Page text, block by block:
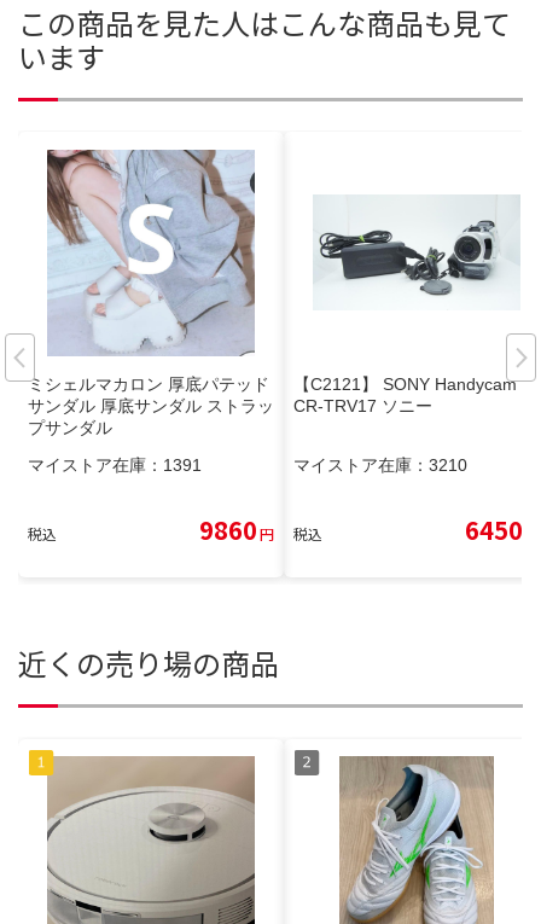
この商品を見た人はこんな商品も見て
います
ミシェルマカロン 厚底パテッド
サンダル 厚底サンダル ストラッ
プサンダル
マイストア在庫： 1391
税込 9860円
【C2121】 SONY Handycam D
CR-TRV17 ソニー
マイストア在庫： 3210
税込 6450
近くの売り場の商品